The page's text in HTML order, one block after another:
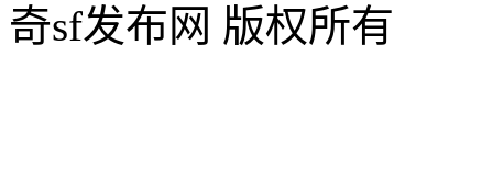
奇sf发布网 版权所有